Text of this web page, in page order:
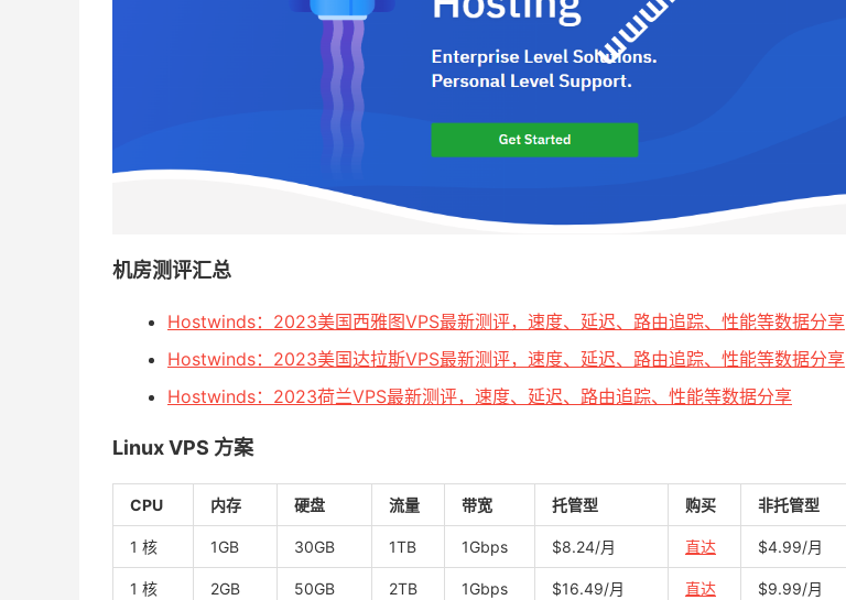
机房测评汇总
Hostwinds：2023美国西雅图VPS最新测评，速度、延迟、路由追踪、性能等数据分享
Hostwinds：2023美国达拉斯VPS最新测评，速度、延迟、路由追踪、性能等数据分享
Hostwinds：2023荷兰VPS最新测评，速度、延迟、路由追踪、性能等数据分享
Linux VPS 方案
CPU 内存 硬盘 流量 带宽 托管型 购买 非托管型
1 核 1GB 30GB 1TB 1Gbps $8.24/月 直达 $4.99/月
1 核 2GB 50GB 2TB 1Gbps $16.49/月 直达 $9.99/月